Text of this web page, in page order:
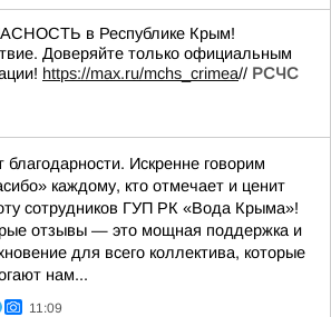
в Республике Крым!
Доверяйте только официальным
https://max.ru/mchs_crimea// РСЧС
благодарности. Искренне говорим
каждому, кто отмечает и ценит
сотрудников ГУП РК «Вода Крыма»!
отзывы — это мощная поддержка и
для всего коллектива, которые
нам...
11:09